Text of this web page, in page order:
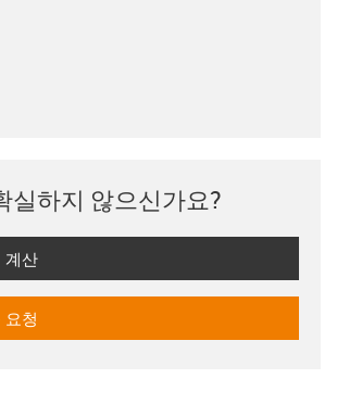
실하지 않으신가요?
계산
요청